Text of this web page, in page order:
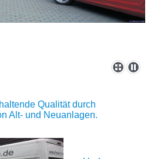
Qualität durch
Alt- und Neuanlagen.